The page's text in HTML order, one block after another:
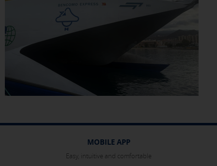
MOBILE APP
Easy, intuitive and comfortable
[See cookies details]
SAVE SETTINGS
Click here to disable optional cookies
You can reconfigure your cookies from the "Cookies policy" section at